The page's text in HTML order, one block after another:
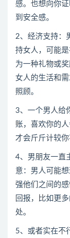
感。也想向你
到安全感。
2、经济支持：
持女人，可能
为一种礼物或
女人的生活和
照顾。
3、一个男人给
账，喜欢你的
才会斤斤计较
4、男朋友一直
意：男人可能
强他们之间的
回报，比如更
处。
5、或者实在不